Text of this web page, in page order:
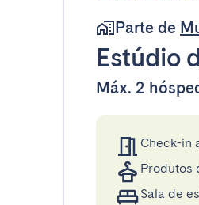
Parte de
Estúdio
Máx. 2
Check-in
Produtos
Sala de